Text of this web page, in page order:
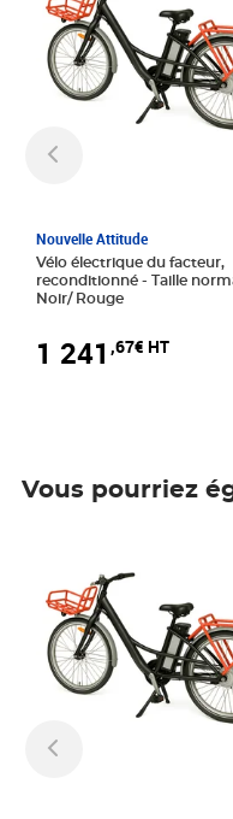
Nouvelle Attitude
Vélo électrique du facteur,
reconditionné - Taille normale -
Noir/ Rouge
1 241 ,67€ HT
Vous pourriez